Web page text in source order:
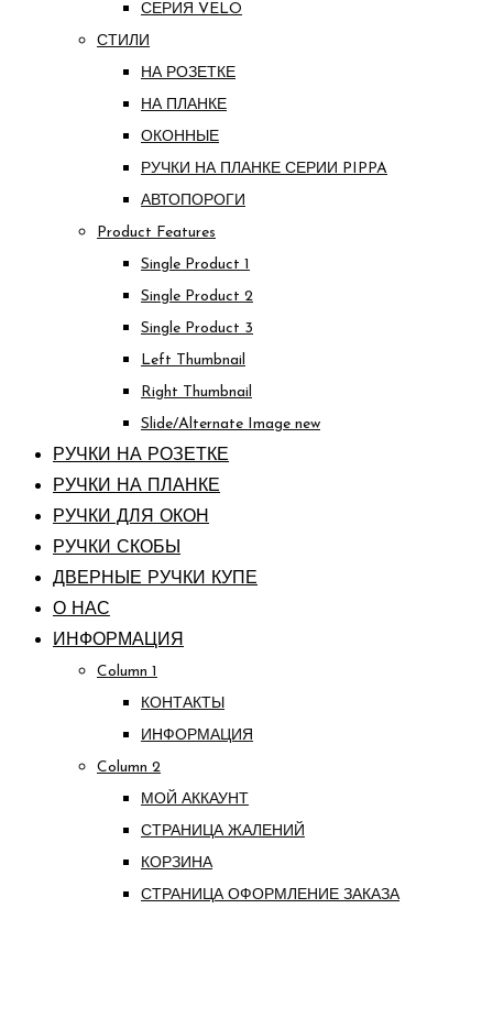
СЕРИЯ VELO
СТИЛИ
НА РОЗЕТКЕ
НА ПЛАНКЕ
ОКОННЫЕ
РУЧКИ НА ПЛАНКЕ СЕРИИ PIPPA
АВТОПОРОГИ
Product Features
Single Product 1
Single Product 2
Single Product 3
Left Thumbnail
Right Thumbnail
Slide/Alternate Image new
РУЧКИ НА РОЗЕТКЕ
РУЧКИ НА ПЛАНКЕ
РУЧКИ ДЛЯ ОКОН
РУЧКИ СКОБЫ
ДВЕРНЫЕ РУЧКИ КУПЕ
О НАС
ИНФОРМАЦИЯ
Column 1
КОНТАКТЫ
ИНФОРМАЦИЯ
Column 2
МОЙ АККАУНТ
СТРАНИЦА ЖАЛЕНИЙ
КОРЗИНА
СТРАНИЦА ОФОРМЛЕНИЕ ЗАКАЗА